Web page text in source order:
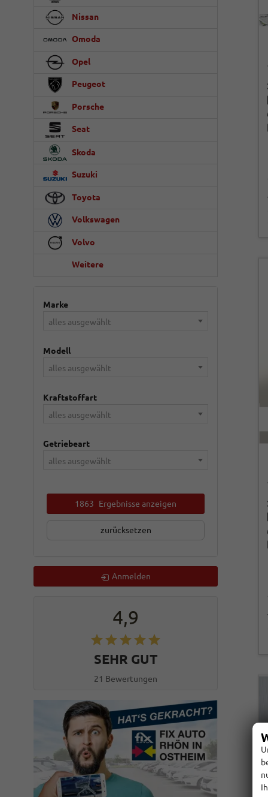
Nissan
Omoda
Opel
Peugeot
Porsche
Seat
Skoda
Suzuki
Toyota
Volkswagen
Volvo
Weitere
Marke
alles ausgewählt
Modell
alles ausgewählt
Kraftstoffart
alles ausgewählt
Getriebeart
alles ausgewählt
1863 Ergebnisse anzeigen
zurücksetzen
Anmelden
4,9
SEHR GUT
21 Bewertungen